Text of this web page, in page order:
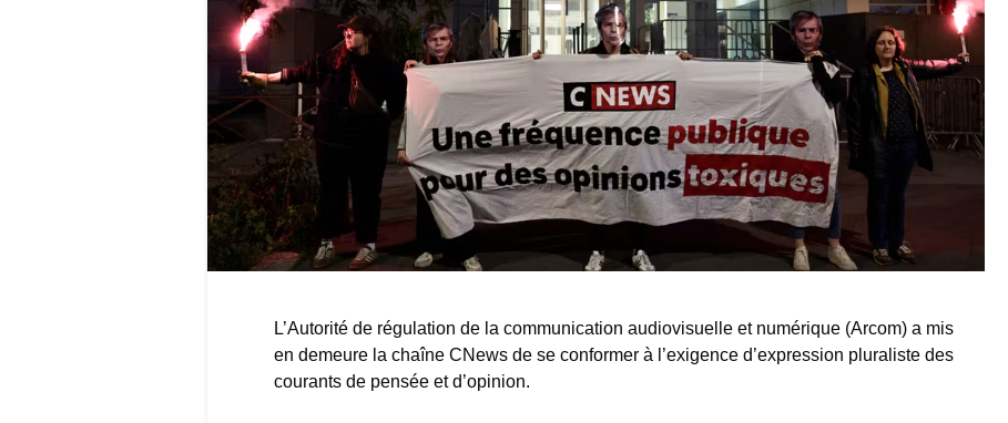
L’Autorité de régulation de la communication audiovisuelle et numérique (Arcom) a mis
en demeure la chaîne CNews de se conformer à l’exigence d’expression pluraliste des
courants de pensée et d’opinion.